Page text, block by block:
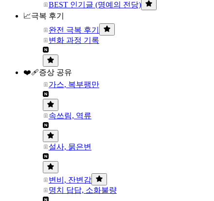
BEST 인기글 (명예의 전당)
📈극복 후기
완전 극복 후기
변화 과정 기록
❤️‍🩹증상 공유
가스, 복부팽만
속쓰림, 역류
설사, 묽은변
변비, 잔변감
명치 답답, 소화불량